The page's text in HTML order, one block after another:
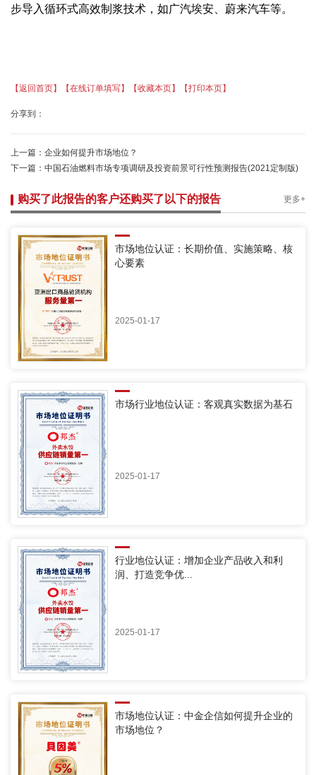
步导入循环式高效制浆技术，如广汽埃安、蔚来汽车等。
【返回首页】 【在线订单填写】 【收藏本页】 【打印本页】
分享到：
上一篇： 企业如何提升市场地位？
下一篇： 中国石油燃料市场专项调研及投资前景可行性预测报告(2021定制版)
购买了此报告的客户还购买了以下的报告 更多+
市场地位认证：长期价值、实施策略、核
心要素
2025-01-17
市场行业地位认证：客观真实数据为基石
2025-01-17
行业地位认证：增加企业产品收入和利
润、打造竞争优...
2025-01-17
市场地位认证：中金企信如何提升企业的
市场地位？